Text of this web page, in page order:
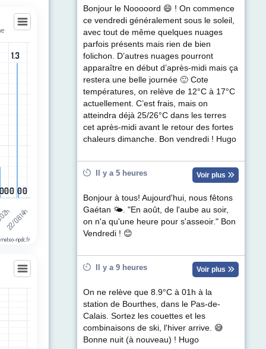
de précipitations (mm). Data ranges from 0 to 1.3.
0
00
00
0
1.3
1.3
0
00
0
22/08 14h
meteo-npdc.fr
(km/h). Data ranges from 2 to 61.
Bonjour le Nooooord 😄 ! On commence
ce vendredi généralement sous le soleil,
avec tout de même quelques nuages
parfois présents mais rien de bien
folichon. D’autres nuages pourront
apparaître en début d’après-midi mais ça
restera une belle journée 🙂 Cote
températures, on relève de 12°C à 17°C
actuellement. C’est frais, mais on
atteindra déjà 25/26°C dans les terres
cet après-midi avant le retour des fortes
chaleurs dimanche. Bon vendredi ! Hugo
Il y a 5 heures Voir plus
Bonjour à tous! Aujourd'hui, nous fêtons
Gaétan 🌤. "En août, de l'aube au soir,
on n'a qu'une heure pour s'asseoir." Bon
Vendredi ! 😊
Il y a 9 heures Voir plus
On ne relève que 8.9°C à 01h à la
station de Bourthes, dans le Pas-de-
Calais. Sortez les couettes et les
combinaisons de ski, l'hiver arrive. 😅
Bonne nuit (à nouveau) ! Hugo